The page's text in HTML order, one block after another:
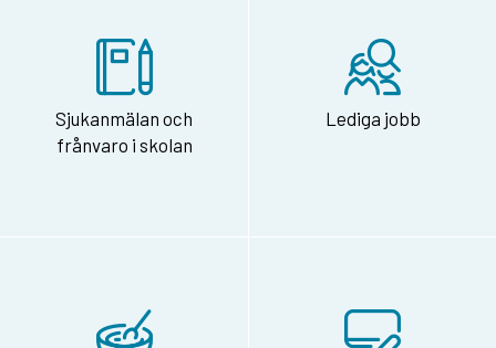
Sjukanmälan och
frånvaro i skolan
Lediga jobb